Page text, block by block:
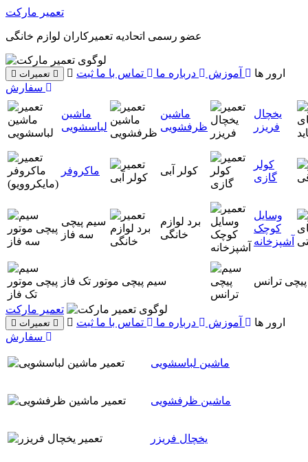
تعمیر مارکت
عضو رسمی اتحادیه تعمیرکاران لوازم خانگی
ارور ها آموزش درباره ما تماس با ما ثبت
ماشین
لباسشویی
ماشین
ظرفشویی
یخچال
فریزر
ماکروفر کولر آبی
کولر
گازی
سیم پیچی
سه فاز
برد لوازم
خانگی
وسایل
کوچک
آشپزخانه
سیم پیچی موتور تک فاز ترانس
تعمیر مارکت
ارور ها آموزش درباره ما تماس با ما ثبت
ماشین لباسشویی
ماشین ظرفشویی
یخچال فریزر